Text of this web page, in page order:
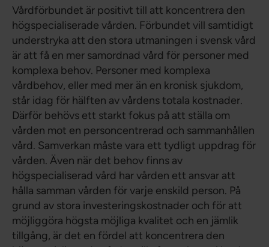
Vårdförbundet är positivt till att koncentrera den
högspecialiserade vården. Förbundet vill samtidigt
understryka att den stora utmaningen i svensk vård
är att få en mer samordnad vård för personer med
komplexa behov. Personer med komplexa
vårdbehov, eller med mer än en kronisk sjukdom,
står idag för hälften av vårdens totala kostnader.
Därför behövs ett starkt fokus på att ställa om
vården mot en personcentrerad och sammanhållen
vård. Samverkan måste vara ett tydligt uppdrag för
vården. Även när det behov finns av
högspecialiserad vård har vården ett ansvar att
hålla samman vården för varje enskild person. På
grund av stora investeringskostnader och för att
möjliggöra högsta möjliga kvalitet och en jämlik
tillgång, är det en fördel att koncentrera den